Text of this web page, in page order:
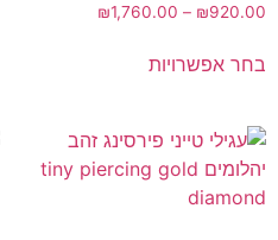
₪920.00
–
₪1,760.00
בחר אפשרויות